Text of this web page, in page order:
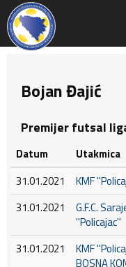
Bojan Đajić
Premijer futsal
Datum Utakmica
31.01.2021
KMF
31.01.2021
G.F.C.
''Policajac''
31.01.2021
KMF
BOSNA